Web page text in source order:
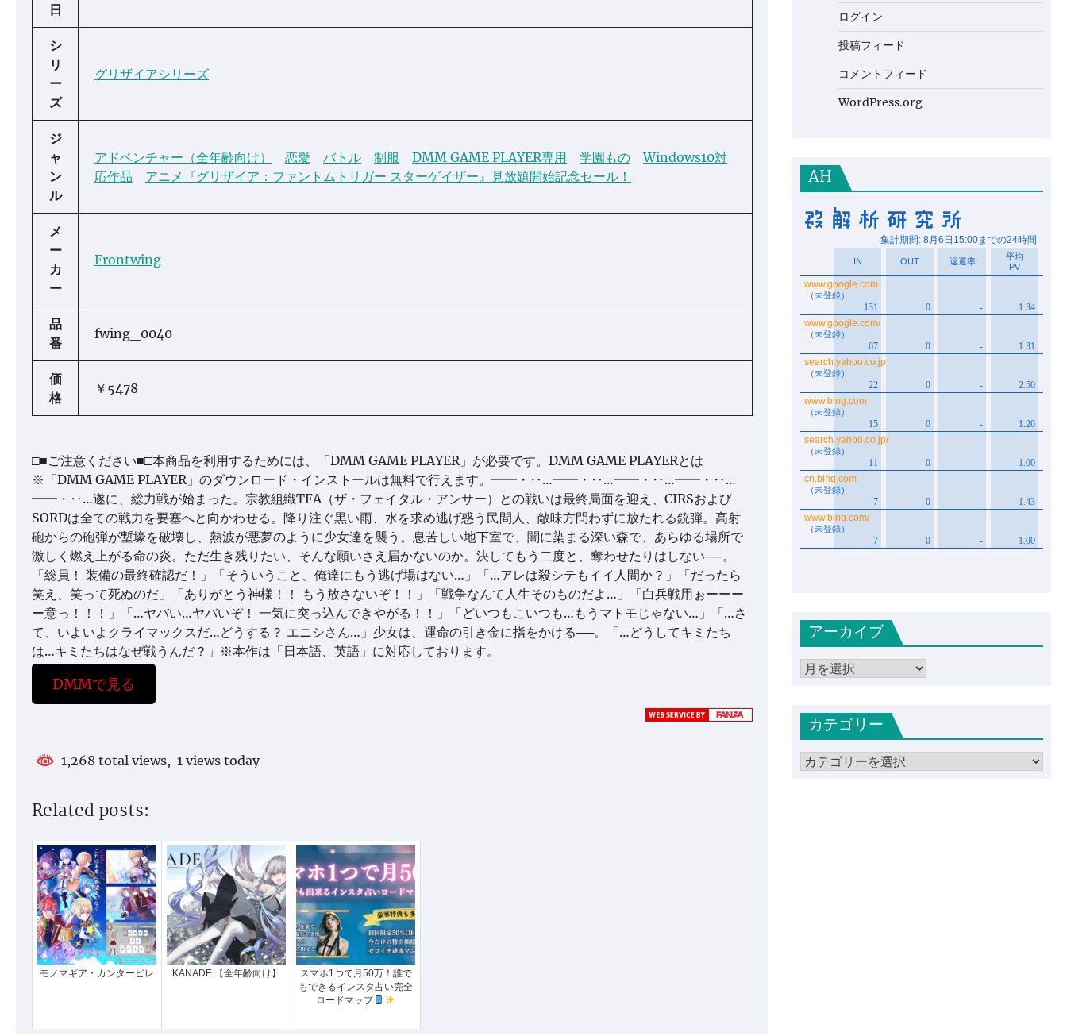
日
シ
リ
ー
ズ
グリザイアシリーズ
ジ
ャ
ン
ル
アドベンチャー（全年齢向け） 恋愛 バトル 制服 DMM GAME PLAYER専用 学園もの
Windows10対
応作品
アニメ『グリザイア：ファントムトリガー スターゲイザー』見放題開始記念セール！
メ
ー
カ
ー
Frontwing
品
番
fwing_0040
価
格
￥5478
□■ご注意ください■□本商品を利用するためには、「DMM GAME PLAYER」が必要です。DMM GAME PLAYERとは
※「DMM GAME PLAYER」のダウンロード・インストールは無料で行えます。━━・‥…━━・‥…━━・‥…━━・‥…
━━・‥…遂に、総力戦が始まった。宗教組織TFA（ザ・フェイタル・アンサー）との戦いは最終局面を迎え、CIRSおよび
SORDは全ての戦力を要塞へと向かわせる。降り注ぐ黒い雨、水を求め逃げ惑う民間人、敵味方問わずに放たれる銃弾。高射
砲からの砲弾が塹壕を破壊し、熱波が悪夢のように少女達を襲う。息苦しい地下室で、闇に染まる深い森で、あらゆる場所で
激しく燃え上がる命の炎。ただ生き残りたい、そんな願いさえ届かないのか。決してもう二度と、奪わせたりはしない──。
「総員！ 装備の最終確認だ！」「そういうこと、俺達にもう逃げ場はない…」「…アレは殺シテもイイ人間か？」「だったら
笑え、笑って死ぬのだ」「ありがとう神様！！ もう放さないぞ！！」「戦争なんて人生そのものだよ…」「白兵戦用ぉーーー
ー意っ！！！」「…ヤバい…ヤバいぞ！ 一気に突っ込んできやがる！！」「どいつもこいつも…もうマトモじゃない…」「…さ
て、いよいよクライマックスだ…どうする？ エニシさん…」少女は、運命の引き金に指をかける──。「…どうしてキミたち
は…キミたちはなぜ戦うんだ？」※本作は「日本語、英語」に対応しております。
DMMで見る
1,268 total views, 1 views today
Related posts:
モノマギア・カンタービレ KANADE 【全年齢向け】
スマホ1つで月50万！誰で
もできるインスタ占い完全
ロードマップ
ログイン
投稿フィード
コメントフィード
WordPress.org
AH
アーカイブ
ア
イ
ブ
カテゴリー
カ